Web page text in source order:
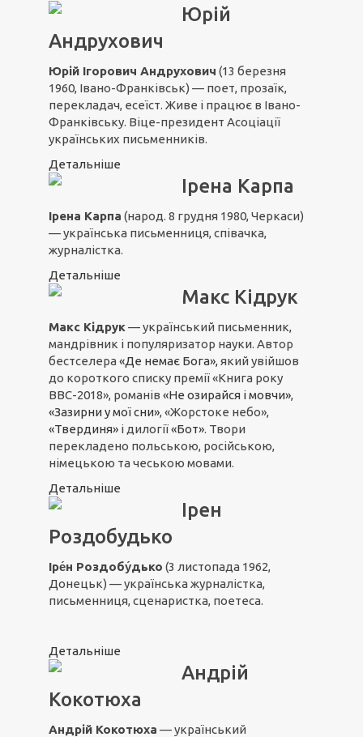
Юрій
Андрухович
Юрій Ігорович Андрухович (13 березня
1960, Івано-Франківськ) — поет, прозаїк,
перекладач, есеїст. Живе і працює в Івано-
Франківську. Віце-президент Асоціації
українських письменників.
Детальніше
Ірена Карпа
Ірена Карпа (народ. 8 грудня 1980, Черкаси)
— українська письменниця, співачка,
журналістка.
Детальніше
Макс Кідрук
Макс Кідрук— український письменник,
мандрівник і популяризатор науки. Автор
бестселера «Де немає Бога»,який увійшов
до короткого списку премії «Книга року
ВВС-2018», романів «Не озирайся і мовчи»,
«Зазирни у мої сни», «Жорстоке небо»,
«Твердиня» і дилогії«Бот». Твори
перекладено польською, російською,
німецькою та чеською мовами.
Детальніше
Ірен
Роздобудько
Іре́н Роздобу́дько (3 листопада 1962,
Донецьк) — українська журналістка,
письменниця, сценаристка, поетеса.
Детальніше
Андрій
Кокотюха
Андрій Кокотюха — український